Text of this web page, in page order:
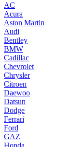
AC
Acura
Aston Martin
Audi
Bentley
BMW
Cadillac
Chevrolet
Chrysler
Citroen
Daewoo
Datsun
Dodge
Ferrari
Ford
GAZ
Honda